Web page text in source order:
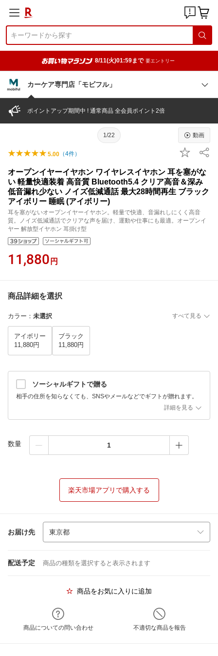
8/11(火)01:59まで 要エントリー
カーケア専門店「モビフル」
ポイントアップ期間中 ! 通常商品 全会員ポイント2倍
1/22 動画
5.00 （4件）
オープンイヤーイヤホン ワイヤレスイヤホン 耳を塞がな
い 軽量快適装着 高音質 Bluetooth5.4 クリア高音＆深み
低音漏れ少ない ノイズ低減通話 最大28時間再生 ブラック
アイボリー 睡眠 (アイボリー)
耳を塞がないオープンイヤーイヤホン。軽量で快適、音漏れしにくく高音
質。ノイズ低減通話でクリアな声を届け、運動や仕事にも最適。オープンイ
ヤー 解放型イヤホン 耳掛け型
11,880 円
商品詳細を選択
カラー ： 未選択 すべて見る
アイボリー
11,880円
ブラック
11,880円
ソーシャルギフトで贈る
相手の住所を知らなくても、SNSやメールなどでギフトが贈れます。
詳細を見る
数量
楽天市場アプリで購入する
お届け先
配送予定 商品の種類を選択すると表示されます
商品をお気に入りに追加
商品についての問い合わせ 不適切な商品を報告